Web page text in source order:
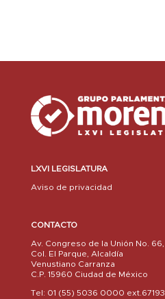
LXVI LEGISLATURA
Aviso de privacidad
CONTACTO
Av. Congreso de la Unión No. 66,
Col. El Parque, Alcaldía
Venustiano Carranza
C.P. 15960 Ciudad de México
Tel: 01 (55) 5036 0000 ext.67193